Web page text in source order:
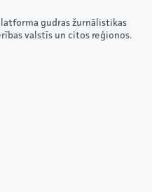
gudras žurnālistikas
valstīs un citos reģionos.